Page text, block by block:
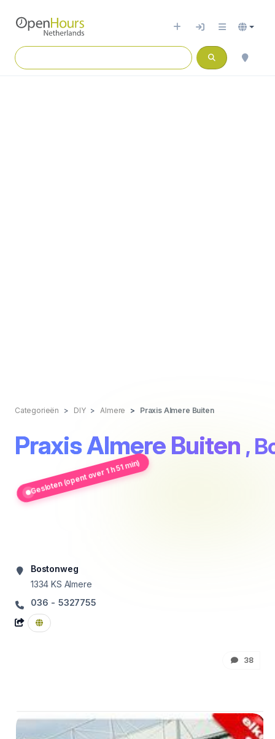
Categorieën DIY Almere Praxis Almere Buiten
Praxis Almere Buiten ,
Gesloten (opent over 1 h 51 min)
Bostonweg
1334 KS Almere
036 - 5327755
38